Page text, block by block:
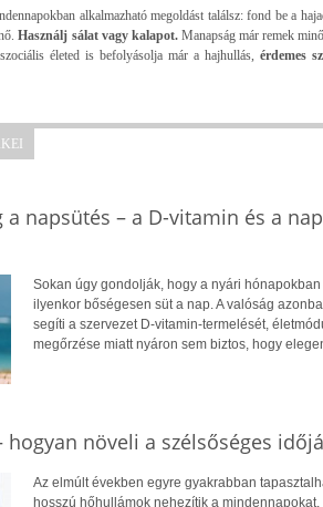
alkalmazható megoldást találsz: fond be a
Használj sálat vagy kalapot.Manapság már remek
életed is befolyásolja már a hajhullás, érdemes
a napsütés – a D-vitamin és a
Sokan úgy gondolják, hogy a nyári
ilyenkor bőségesen süt a nap. A valóság
segíti a szervezet D-vitamin-termelését,
megőrzése miatt nyáron sem biztos, hogy
hogyan növeli a szélsőséges
Az elmúlt években egyre gyakrabban
hosszú hőhullámok nehezítik a